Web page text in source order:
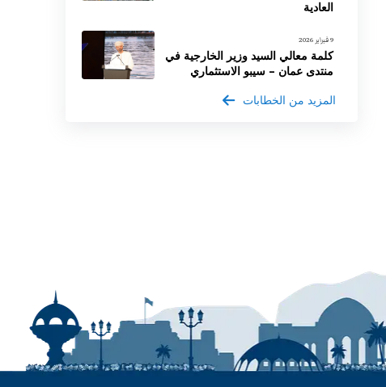
العادية
9 فبراير 2026
كلمة معالي السيد وزير الخارجية في
منتدى عمان – سيبو الاستثماري
المزيد من الخطابات